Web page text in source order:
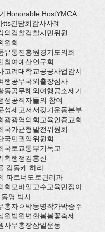
Honorable HostYMCA
tts간담회감사사례
의검찰검찰시민위원
원회
유통진흥원경기도의회
참여예산연구회
고려대학교공공사업감시
행공무국외출장심사
동공무해외여행공소제기
성공직자들의 참여
성제고저서갖기운동본부
괌광역의회 교육인증교회
국가균형발전위원회
국민권익위원회
국토교통부기독교
획행정김홍신
감동케 하라
파트너 도로관리과
회 모바일고수교육민정아
동명 박사
총자ㅇ 박동명작가박승주
원법원변환봄봄꽃축제
사무총장삼일운동